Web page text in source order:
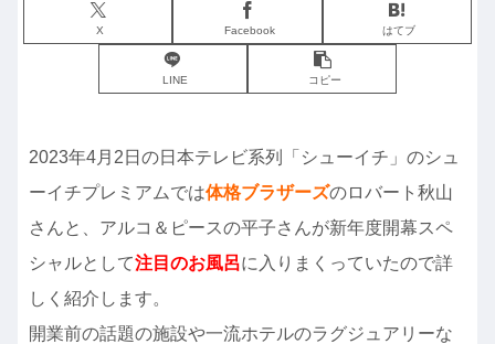
X Facebook はてブ
LINE コピー
2023年4月2日の日本テレビ系列「シューイチ」のシュ
ーイチプレミアムでは体格ブラザーズのロバート秋山
さんと、アルコ＆ピースの平子さんが新年度開幕スペ
シャルとして注目のお風呂に入りまくっていたので詳
しく紹介します。
開業前の話題の施設や一流ホテルのラグジュアリーな